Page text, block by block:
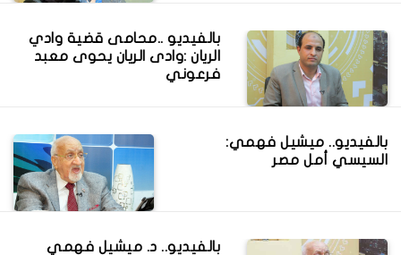
بالفيديو ..محامى قضية وادي
الريان :وادى الريان يحوى معبد
فرعوني
بالفيديو.. ميشيل فهمي:
السيسي أمل مصر
بالفيديو.. د. ميشيل فهمي